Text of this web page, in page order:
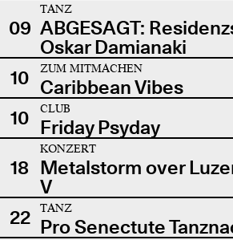
09
TANZ
ABGESAGT:
Oskar Damianaki
10
ZUM MITMACHEN
Caribbean Vibes
10
CLUB
Friday Psyday
18
KONZERT
Metalstorm over
V
22
TANZ
Pro Senectute